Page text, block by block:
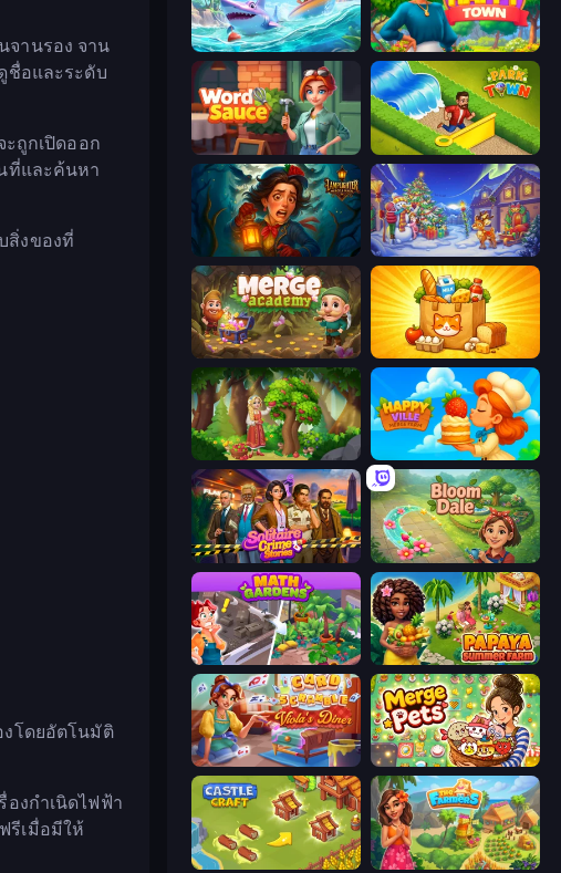
จานรอง จาน
ชื่อและระดับ
ะถูกเปิดออก
ที่และค้นหา
สิ่งของที่
งโดยอัตโนมัติ
องกำเนิดไฟฟ้า
รีเมื่อมีให้
Tropical Merge Happy Town
Word Sauce Park Town
Lamplighter: Merge & Magic Snow Farm Happy New Year
Merge Academy Farm Merge Market
Northern Merge HappyVille Merge Farm
Solitaire Crime Stories Bloom Dale
Math Gardens Papaya Summer Farm
Card Scramble: Viola's Diner Merge Pets
Castle Craft The Farmers